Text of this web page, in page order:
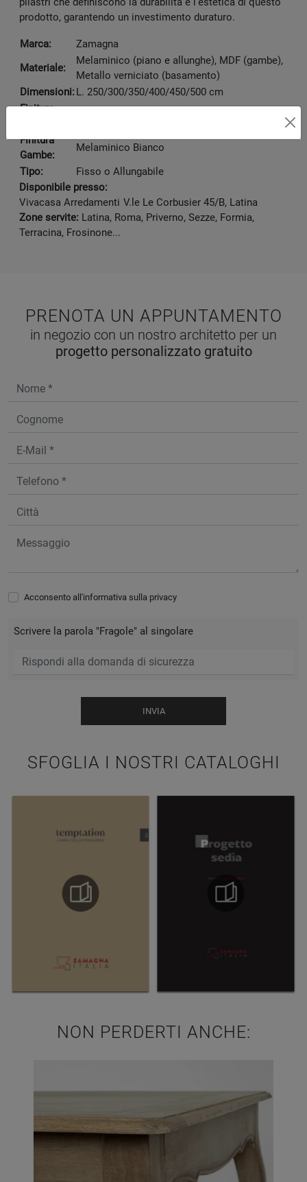
prodotto, garantendo un investimento duraturo.
Marca:
Zamagna
Materiale:
Melaminico (piano e allunghe), MDF (gambe),
Metallo verniciato (basamento)
Dimensioni:L. 250/300/350/400/450/500 cm
Finitura
Finitura
Gambe:
Melaminico Bianco
Tipo:
Fisso o Allungabile
Disponibile presso:
Vivacasa Arredamenti V.le Le Corbusier 45/B, Latina
Zone servite: Latina, Roma, Priverno, Sezze, Formia,
Terracina, Frosinone...
SFOGLIA I NOSTRI CATALOGHI
PRENOTA UN APPUNTAMENTO
in negozio con un nostro architetto per un
progetto personalizzato gratuito
Acconsento all'informativa sulla privacy
Scrivere la parola "Fragole" al singolare
INVIA
NON PERDERTI ANCHE: